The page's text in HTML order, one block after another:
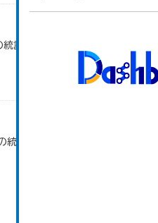
計「14-5 中学校の状況」
統計「14-3 小学校の状況」